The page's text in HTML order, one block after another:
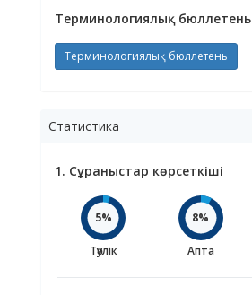
Терминологиялық бюллетень
Терминологиялық бюллетень
Статистика
1. Сұраныстар көрсеткіші
5%
Тәулік
8%
Апта